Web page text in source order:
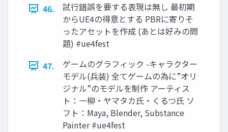
46.
試行錯誤を要する表現は無し 最初期
からUE4の得意とする PBRに寄りそ
ったアセットを作成 (あとは好みの問
題) #ue4fest
47.
ゲームのグラフィック -キャラクター
モデル(兵装) 全てゲームの為に”オリ
ジナル”のモデルを制作 アーティス
ト：一柳・ヤマタカ氏・くるつ氏 ソ
フト：Maya, Blender, Substance
Painter #ue4fest